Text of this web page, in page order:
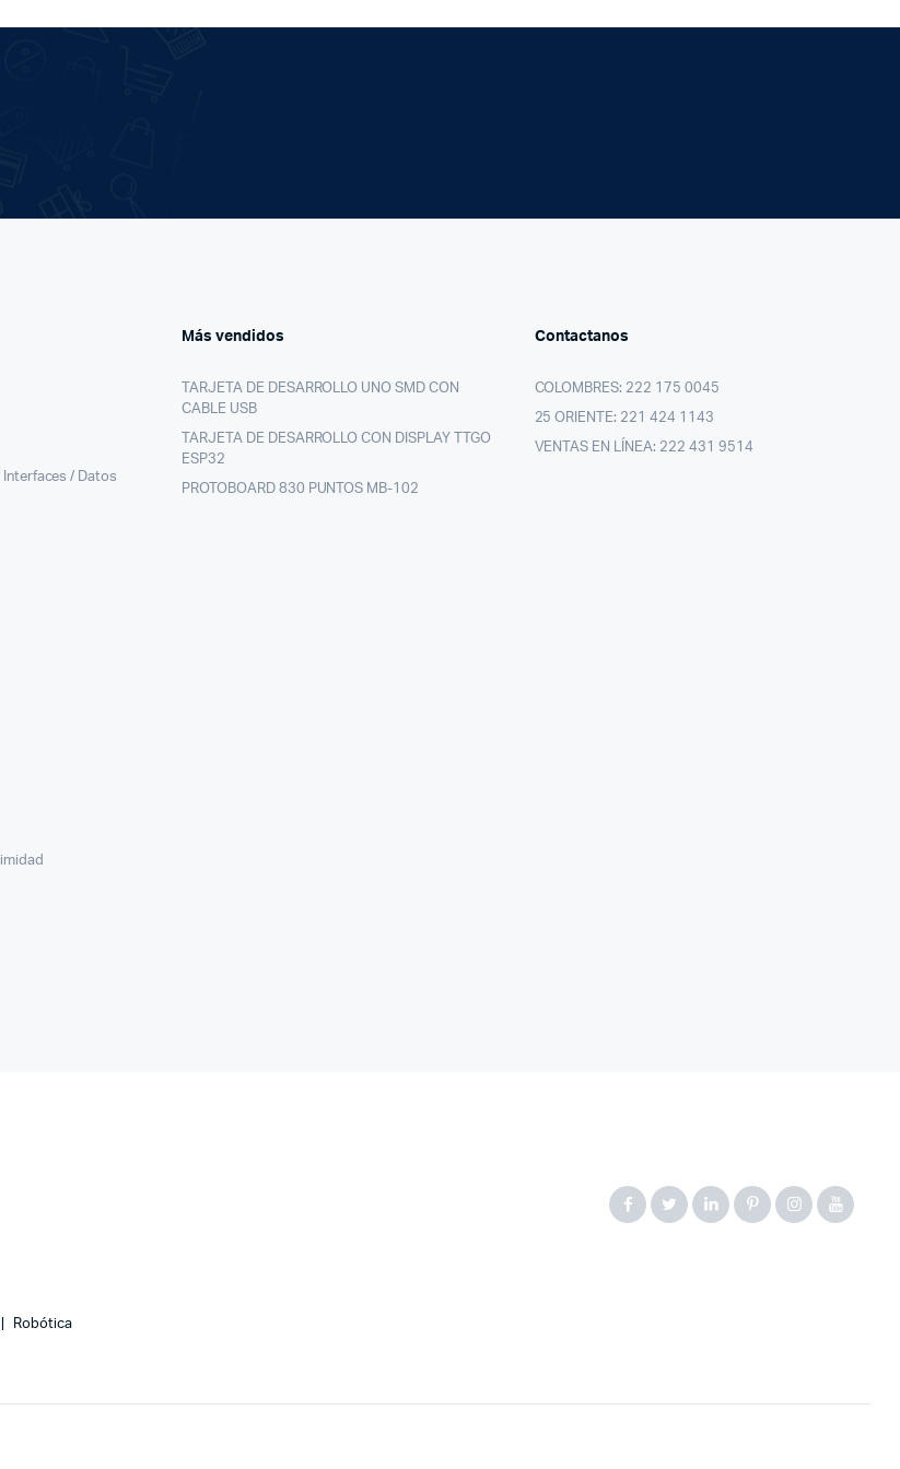
/ Datos
Más vendidos
TARJETA DE DESARROLLO UNO SMD CON
CABLE USB
TARJETA DE DESARROLLO CON DISPLAY TTGO
ESP32
PROTOBOARD 830 PUNTOS MB-102
Contactanos
COLOMBRES: 222 175 0045
25 ORIENTE: 221 424 1143
VENTAS EN LÍNEA: 222 431 9514
Robótica